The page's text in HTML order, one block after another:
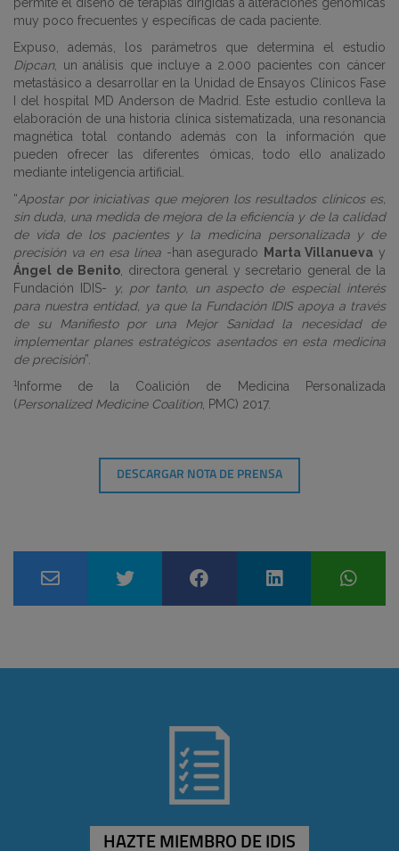
muy poco frecuentes y específicas de cada paciente.
Expuso, además, los parámetros que determina el estudio
Dipcan, un análisis que incluye a 2.000 pacientes con cáncer
metastásico a desarrollar en la Unidad de Ensayos Clínicos Fase
I del hospital MD Anderson de Madrid. Este estudio conlleva la
elaboración de una historia clínica sistematizada, una resonancia
magnética total contando además con la información que
pueden ofrecer las diferentes ómicas, todo ello analizado
mediante inteligencia artificial.
“Apostar por iniciativas que mejoren los resultados clínicos es,
sin duda, una medida de mejora de la eficiencia y de la calidad
de vida de los pacientes y la medicina personalizada y de
precisión va en esa línea -han asegurado Marta Villanueva y
Ángel de Benito , directora general y secretario general de la
Fundación IDIS-
y, por tanto, un aspecto de especial interés
para nuestra entidad, ya que la Fundación IDIS apoya a través
de su Manifiesto por una Mejor Sanidad la necesidad de
implementar planes estratégicos asentados en esta medicina
de precisión”.
1 Informe de la Coalición de Medicina Personalizada
(Personalized Medicine Coalition, PMC) 2017.
DESCARGAR NOTA DE PRENSA
HAZTE MIEMBRO DE IDIS